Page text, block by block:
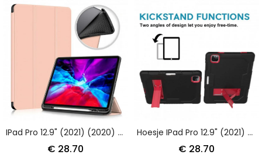
IPad Pro 12.9" (2021) (2020) Driebladige Stylushouder
€ 28.70
Hoesje IPad Pro 12.9" (2021) (2020) Ultrabestendige Structuur Bescherming Hoesje
€ 28.70